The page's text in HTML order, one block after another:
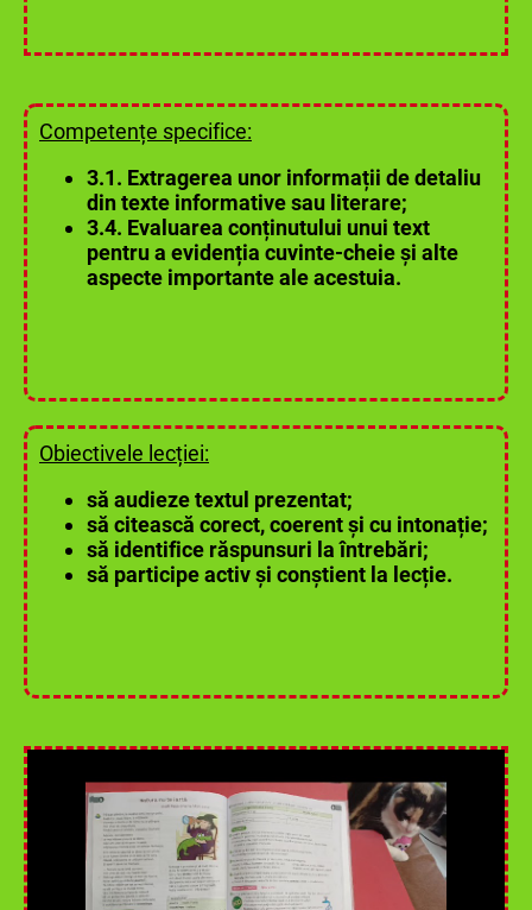
Competențe specifice:
3.1. Extragerea unor informații de detaliu
din texte informative sau literare;
3.4. Evaluarea conținutului unui text
pentru a evidenția cuvinte-cheie și alte
aspecte importante ale acestuia.
Obiectivele lecției:
să audieze textul prezentat;
să citească corect, coerent și cu intonație;
să identifice răspunsuri la întrebări;
să participe activ și conștient la lecție.